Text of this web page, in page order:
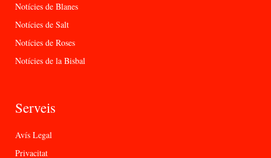
Notícies de Blanes
Notícies de Salt
Notícies de Roses
Notícies de la Bisbal
Serveis
Avís Legal
Privacitat